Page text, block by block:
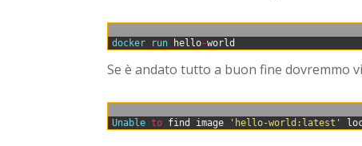
docker run hello-world
Se è andato tutto a buon fine dovremmo
Unable to find image 'hello-world:latest'